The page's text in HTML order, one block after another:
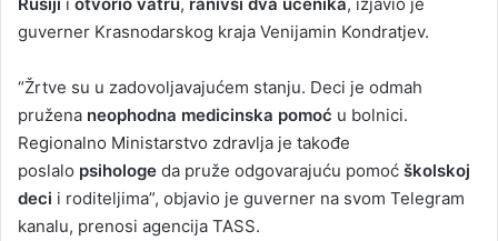
guverner Krasnodarskog kraja Venijamin Kondratjev.
“Žrtve su u zadovoljavajućem stanju. Deci je odmah
pružena neophodna medicinska pomoć u bolnici.
Regionalno Ministarstvo zdravlja je takođe
poslalo psihologe da pruže odgovarajuću pomoć školskoj
deci i roditeljima”, objavio je guverner na svom Telegram
kanalu, prenosi agencija TASS.